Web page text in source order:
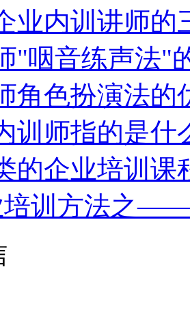
业内训讲师的
"咽音练声法"
角色扮演法的
训师指的是什
的企业培训课
培训方法之